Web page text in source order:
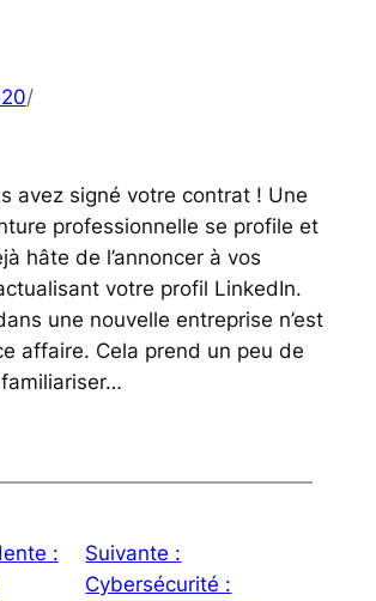
/
avez signé votre contrat ! Une
professionnelle se profile et
hâte de l’annoncer à vos
votre profil LinkedIn.
une nouvelle entreprise n’est
affaire. Cela prend un peu de
:
Suivante :
Cybersécurité :